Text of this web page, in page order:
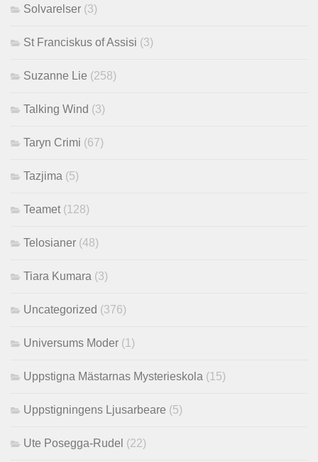
Solvarelser (3)
St Franciskus of Assisi (3)
Suzanne Lie (258)
Talking Wind (3)
Taryn Crimi (67)
Tazjima (5)
Teamet (128)
Telosianer (48)
Tiara Kumara (3)
Uncategorized (376)
Universums Moder (1)
Uppstigna Mästarnas Mysterieskola (15)
Uppstigningens Ljusarbeare (5)
Ute Posegga-Rudel (22)